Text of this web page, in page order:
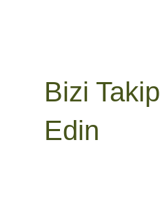
Bizi Takip
Edin